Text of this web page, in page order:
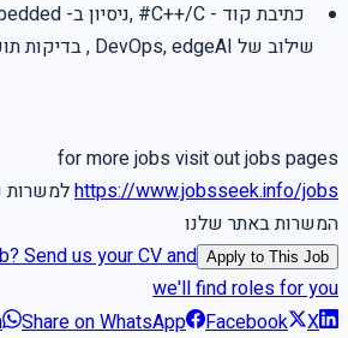
שילוב של DevOps, edgeAI , בדיקות תוכנה
for more jobs visit out jobs pages
https://www.jobsseek.info/jobsלמשרות
המשרות באתר שלנו
Apply to This Job
Send us your CV and
we'll find roles for you
Share on WhatsApp Facebook X